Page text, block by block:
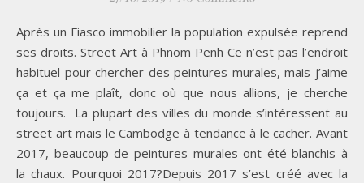
Après un Fiasco immobilier la population expulsée reprend
ses droits. Street Art à Phnom Penh Ce n’est pas l’endroit
habituel pour chercher des peintures murales, mais j’aime
ça et ça me plaît, donc où que nous allions, je cherche
toujours. La plupart des villes du monde s’intéressent au
street art mais le Cambodge à tendance à le cacher. Avant
2017, beaucoup de peintures murales ont été blanchis à
la chaux. Pourquoi 2017?Depuis 2017 s’est créé avec la